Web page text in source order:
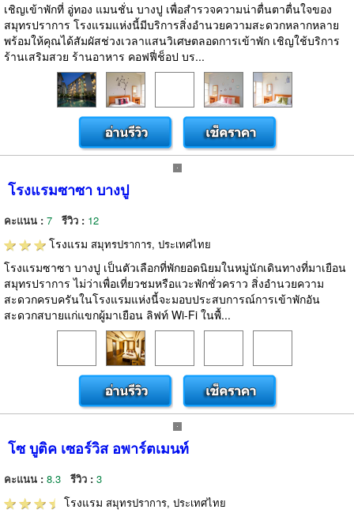
เชิญเข้าพักที่ อู่ทอง แมนชั่น บางปู เพื่อสำรวจความน่าตื่นตาตื่นใจของ
สมุทรปราการ โรงแรมแห่งนี้มีบริการสิ่งอำนวยความสะดวกหลากหลาย
พร้อมให้คุณได้สัมผัสช่วงเวลาแสนวิเศษตลอดการเข้าพัก เชิญใช้บริการ
ร้านเสริมสวย ร้านอาหาร คอฟฟี่ช็อป บร...
โรงแรมซาซา บางปู
คะแนน : 7 รีวิว : 12
โรงแรม สมุทรปราการ, ประเทศไทย
โรงแรมซาซา บางปู เป็นตัวเลือกที่พักยอดนิยมในหมู่นักเดินทางที่มาเยือน
สมุทรปราการ ไม่ว่าเพื่อเที่ยวชมหรือแวะพักชั่วคราว สิ่งอำนวยความ
สะดวกครบครันในโรงแรมแห่งนี้จะมอบประสบการณ์การเข้าพักอัน
สะดวกสบายแก่แขกผู้มาเยือน ลิฟท์ Wi-Fi ในพื้...
โซ บูติค เซอร์วิส อพาร์ตเมนท์
คะแนน : 8.3 รีวิว : 3
โรงแรม สมุทรปราการ, ประเทศไทย